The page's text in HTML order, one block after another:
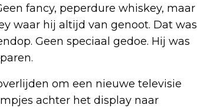
fancy, peperdure whiskey, maar
waar hij altijd van genoot. Dat was
Geen speciaal gedoe. Hij was
om een nieuwe televisie
achter het display naar